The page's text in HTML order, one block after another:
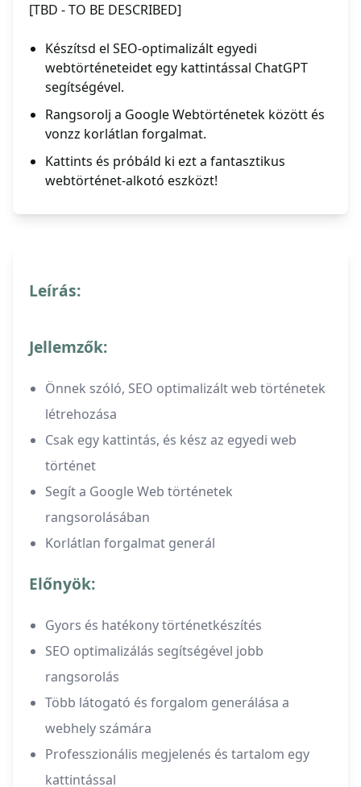
[TBD - TO BE DESCRIBED]
Készítsd el SEO-optimalizált egyedi
webtörténeteidet egy kattintással ChatGPT
segítségével.
Rangsorolj a Google Webtörténetek között és
vonzz korlátlan forgalmat.
Kattints és próbáld ki ezt a fantasztikus
webtörténet-alkotó eszközt!
Leírás:
Jellemzők:
Önnek szóló, SEO optimalizált web történetek
létrehozása
Csak egy kattintás, és kész az egyedi web
történet
Segít a Google Web történetek
rangsorolásában
Korlátlan forgalmat generál
Előnyök:
Gyors és hatékony történetkészítés
SEO optimalizálás segítségével jobb
rangsorolás
Több látogató és forgalom generálása a
webhely számára
Professzionális megjelenés és tartalom egy
kattintással